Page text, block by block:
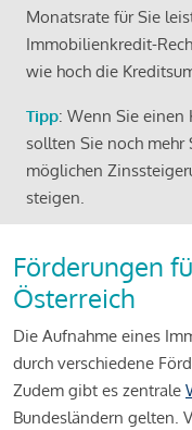
Monatsrate für Sie
Immobilienkredit-
wie hoch die
Tipp: Wenn Sie einen
sollten Sie noch mehr
möglichen
steigen.
Förderungen
Österreich
Die Aufnahme eines
durch verschiedene
Zudem gibt es zentrale
Bundesländern gelten.